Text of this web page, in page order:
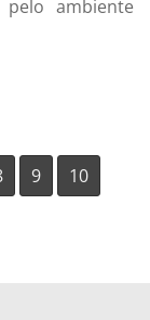
ambiente
9 10